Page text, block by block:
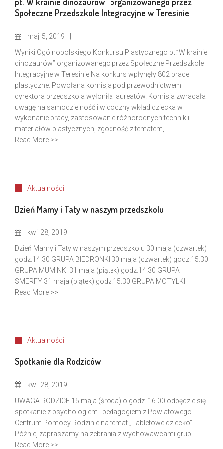
Społeczne Przedszkole Integracyjne w Teresinie
maj 5, 2019
Wyniki Ogólnopolskiego Konkursu Plastycznego pt.”W krainie
dinozaurów” organizowanego przez Społeczne Przedszkole
Integracyjne w Teresinie Na konkurs wpłynęły 802 prace
plastyczne. Powołana komisja pod przewodnictwem
dyrektora przedszkola wyłoniła laureatów. Komisja zwracała
uwagę na samodzielność i widoczny wkład dziecka w
wykonanie pracy, zastosowanie różnorodnych technik i
materiałów plastycznych, zgodność z tematem,...
Read More >>
Aktualności
Dzień Mamy i Taty w naszym przedszkolu
kwi 28, 2019
Dzień Mamy i Taty w naszym przedszkolu 30 maja (czwartek)
godz.14.30 GRUPA BIEDRONKI 30 maja (czwartek) godz.15.30
GRUPA MUMINKI 31 maja (piątek) godz.14.30 GRUPA
SMERFY 31 maja (piątek) godz.15.30 GRUPA MOTYLKI
Read More >>
Aktualności
Spotkanie dla Rodziców
kwi 28, 2019
UWAGA RODZICE 15 maja (środa) o godz. 16.00 odbędzie się
spotkanie z psychologiem i pedagogiem z Powiatowego
Centrum Pomocy Rodzinie na temat „Tabletowe dziecko”.
Później zapraszamy na zebrania z wychowawcami grup.
Read More >>